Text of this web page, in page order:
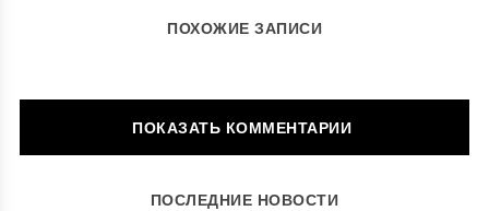
ПОХОЖИЕ ЗАПИСИ
ОСТАВИТЬ КОММЕНТАРИЙ
ПОСЛЕДНИЕ НОВОСТИ